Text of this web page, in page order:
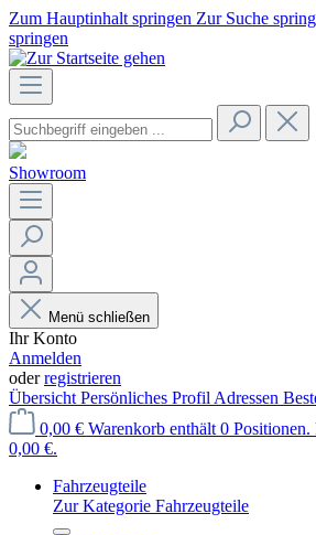
Zum Hauptinhalt springen Zur Suche
springen
Showroom
Menü schließen
Ihr Konto
Anmelden
oderregistrieren
Übersicht Persönliches Profil Adressen
0,00 € Warenkorb enthält 0
0,00 €.
Fahrzeugteile
Zur Kategorie Fahrzeugteile